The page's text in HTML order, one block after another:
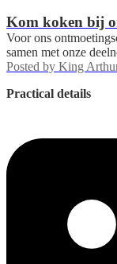
Kom koken bij
Voor ons
samen met onze
Posted by King
Practical details